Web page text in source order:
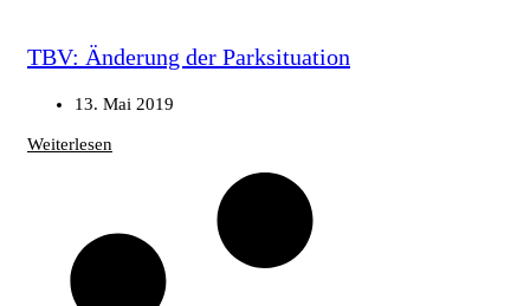
TBV: Änderung der Parksituation
13. Mai 2019
Weiterlesen